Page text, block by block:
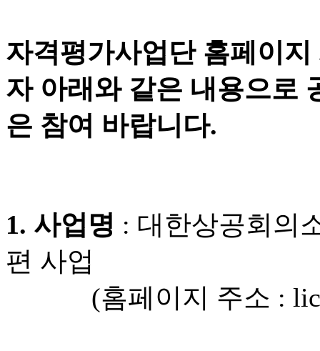
자격평가사업단 홈페이
자 아래와 같은 내용으로
은 참여 바랍니다.
1. 사업명 : 대한상공회의
편 사업
(홈페이지 주소 :